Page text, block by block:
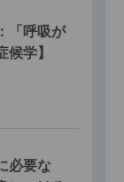
「呼吸が
学】
必要な